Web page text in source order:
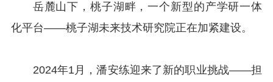
岳麓山下，桃子湖畔，一个新型的产学研一体
化平台——桃子湖未来技术研究院正在加紧建设。
2024年1月，潘安练迎来了新的职业挑战——担